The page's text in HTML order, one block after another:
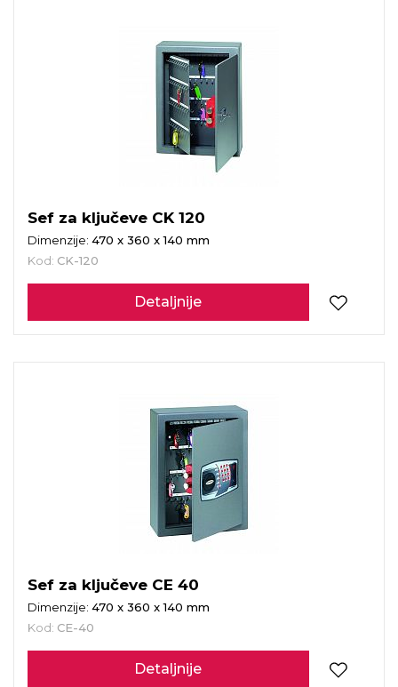
Sef za ključeve CK 120
Dimenzije: 470 x 360 x 140 mm
Kod: CK-120
Detaljnije
Sef za ključeve CE 40
Dimenzije: 470 x 360 x 140 mm
Kod: CE-40
Detaljnije